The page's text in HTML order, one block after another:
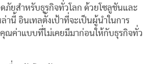
ภัยสำหรับธุรกิจทั่วโลก ด้วยโซลูชันและ
านี้ อินเทลตั้งเป้าที่จะเป็นผู้นำในการ
ณค่าแบบที่ไม่เคยมีมาก่อนให้กับธุรกิจทั่ว